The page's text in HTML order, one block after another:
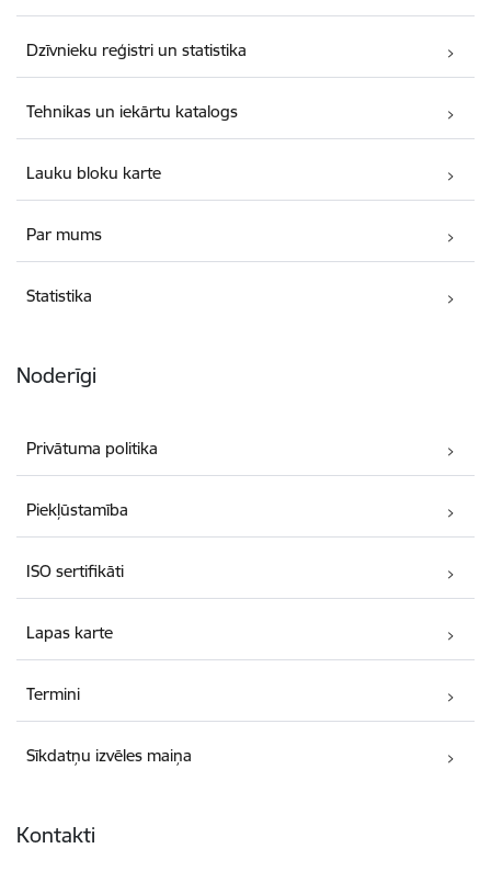
Dzīvnieku reģistri un statistika
Tehnikas un iekārtu katalogs
Lauku bloku karte
Par mums
Statistika
Noderīgi
Privātuma politika
Piekļūstamība
ISO sertifikāti
Lapas karte
Termini
Sīkdatņu izvēles maiņa
Kontakti